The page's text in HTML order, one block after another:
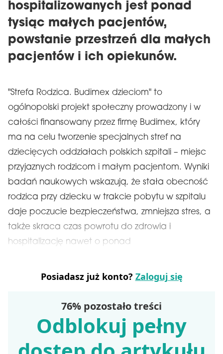
hospitalizowanych jest ponad
tysiąc małych pacjentów,
powstanie przestrzeń dla małych
pacjentów i ich opiekunów.
"Strefa Rodzica. Budimex dzieciom" to
ogólnopolski projekt społeczny prowadzony i w
całości finansowany przez firmę Budimex, który
ma na celu tworzenie specjalnych stref na
dziecięcych oddziałach polskich szpitali – miejsc
przyjaznych rodzicom i małym pacjentom. Wyniki
badań naukowych wskazują, że stała obecność
rodzica przy dziecku w trakcie pobytu w szpitalu
daje poczucie bezpieczeństwa, zmniejsza stres, a
także skraca czas powrotu do zdrowia i
hospitalizację nawet o ponad
Posiadasz już konto? Zaloguj się
76% pozostało treści
Odblokuj pełny